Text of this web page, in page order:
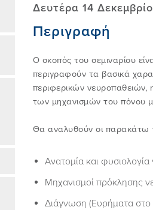
Δευτέρα 14
Περιγραφή
Ο σκοπός του σεμιναρίου
περιγραφούν τα βασικά
περιφερικών νευροπαθειών,
των μηχανισμών του πόνου
Θα αναλυθούν οι παρακάτω
Ανατομία και φυσιολογία
Μηχανισμοί πρόκλησης
Διάγνωση (Ευρήματα στο